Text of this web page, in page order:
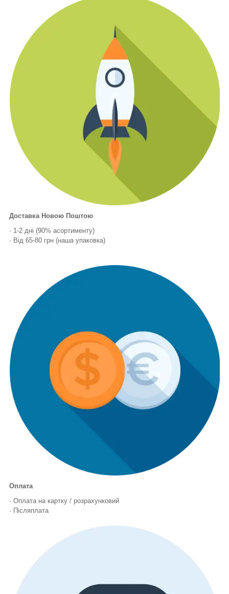
Доставка Новою Поштою
· 1-2 дні (90% асортименту)
· Від 65-80 грн (наша упаковка)
Оплата
· Оплата на картку / розрахунковий
· Післяплата